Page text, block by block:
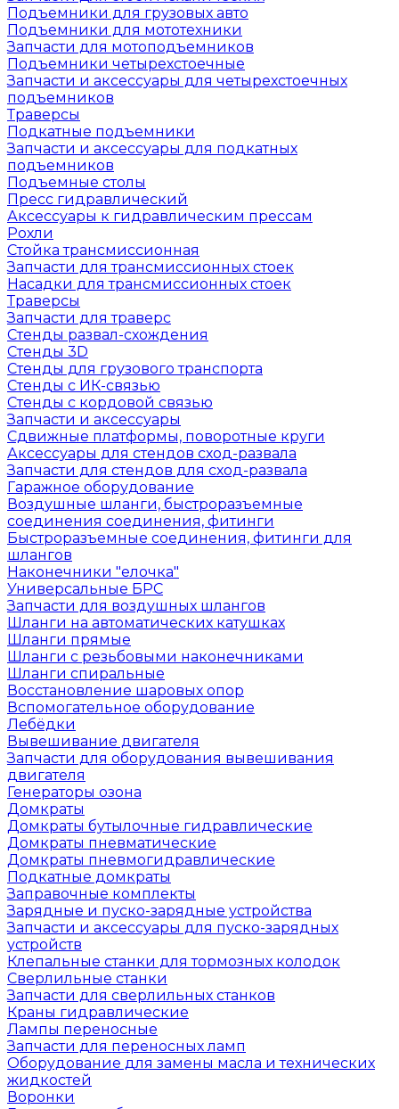
Подъемники для грузовых авто
Подъемники для мототехники
Запчасти для мотоподъемников
Подъемники четырехстоечные
Запчасти и аксессуары для четырехстоечных
подъемников
Траверсы
Подкатные подъемники
Запчасти и аксессуары для подкатных
подъемников
Подъемные столы
Пресс гидравлический
Аксессуары к гидравлическим прессам
Рохли
Стойка трансмиссионная
Запчасти для трансмиссионных стоек
Насадки для трансмиссионных стоек
Траверсы
Запчасти для траверс
Стенды развал-схождения
Стенды 3D
Стенды для грузового транспорта
Стенды с ИК-связью
Стенды с кордовой связью
Запчасти и аксессуары
Сдвижные платформы, поворотные круги
Аксессуары для стендов сход-развала
Запчасти для стендов для сход-развала
Гаражное оборудование
Воздушные шланги, быстроразъемные
соединения соединения, фитинги
Быстроразъемные соединения, фитинги для
шлангов
Наконечники "елочка"
Универсальные БРС
Запчасти для воздушных шлангов
Шланги на автоматических катушках
Шланги прямые
Шланги с резьбовыми наконечниками
Шланги спиральные
Восстановление шаровых опор
Вспомогательное оборудование
Лебёдки
Вывешивание двигателя
Запчасти для оборудования вывешивания
двигателя
Генераторы озона
Домкраты
Домкраты бутылочные гидравлические
Домкраты пневматические
Домкраты пневмогидравлические
Подкатные домкраты
Заправочные комплекты
Зарядные и пуско-зарядные устройства
Запчасти и аксессуары для пуско-зарядных
устройств
Клепальные станки для тормозных колодок
Сверлильные станки
Запчасти для сверлильных станков
Краны гидравлические
Лампы переносные
Запчасти для переносных ламп
Оборудование для замены масла и технических
жидкостей
Воронки